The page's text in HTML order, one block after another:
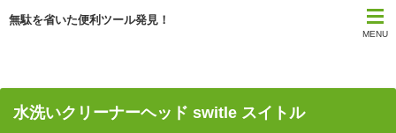
無駄を省いた便利ツール発見！
MENU
水洗いクリーナーヘッド switle スイトル